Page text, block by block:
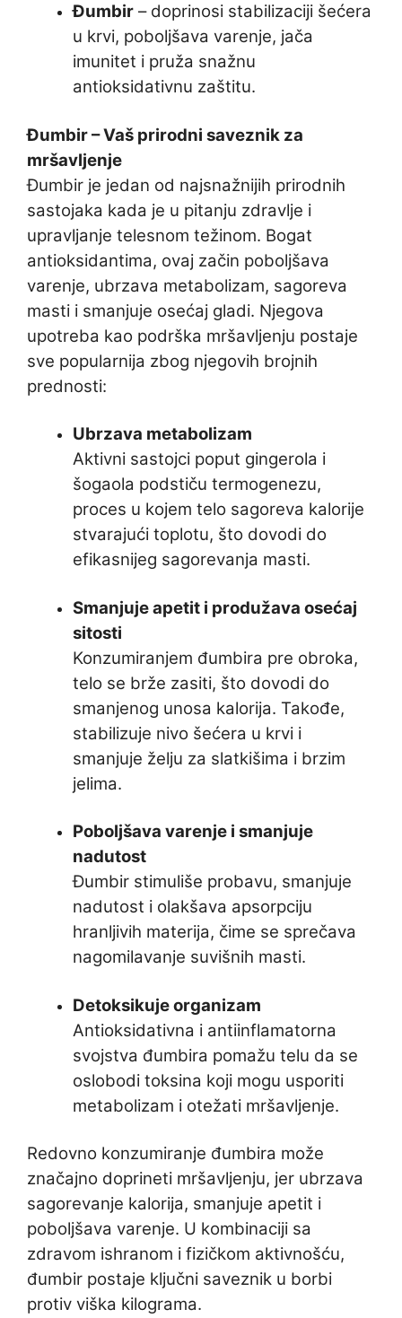
Đumbir – doprinosi stabilizaciji šećera
u krvi, poboljšava varenje, jača
imunitet i pruža snažnu
antioksidativnu zaštitu.
Đumbir – Vaš prirodni saveznik za
mršavljenje
Đumbir je jedan od najsnažnijih prirodnih
sastojaka kada je u pitanju zdravlje i
upravljanje telesnom težinom. Bogat
antioksidantima, ovaj začin poboljšava
varenje, ubrzava metabolizam, sagoreva
masti i smanjuje osećaj gladi. Njegova
upotreba kao podrška mršavljenju postaje
sve popularnija zbog njegovih brojnih
prednosti:
Ubrzava metabolizam
Aktivni sastojci poput gingerola i
šogaola podstiču termogenezu,
proces u kojem telo sagoreva kalorije
stvarajući toplotu, što dovodi do
efikasnijeg sagorevanja masti.
Smanjuje apetit i produžava osećaj
sitosti
Konzumiranjem đumbira pre obroka,
telo se brže zasiti, što dovodi do
smanjenog unosa kalorija. Takođe,
stabilizuje nivo šećera u krvi i
smanjuje želju za slatkišima i brzim
jelima.
Poboljšava varenje i smanjuje
nadutost
Đumbir stimuliše probavu, smanjuje
nadutost i olakšava apsorpciju
hranljivih materija, čime se sprečava
nagomilavanje suvišnih masti.
Detoksikuje organizam
Antioksidativna i antiinflamatorna
svojstva đumbira pomažu telu da se
oslobodi toksina koji mogu usporiti
metabolizam i otežati mršavljenje.
Redovno konzumiranje đumbira može
značajno doprineti mršavljenju, jer ubrzava
sagorevanje kalorija, smanjuje apetit i
poboljšava varenje. U kombinaciji sa
zdravom ishranom i fizičkom aktivnošću,
đumbir postaje ključni saveznik u borbi
protiv viška kilograma.